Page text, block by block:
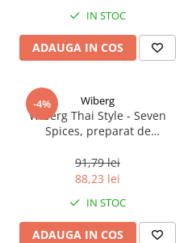
IN STOC
ADAUGA IN COS
-4% Wiberg
Wiberg Thai Style - Seven
Spices, preparat de
91,79 lei
88,23 lei
IN STOC
ADAUGA IN COS